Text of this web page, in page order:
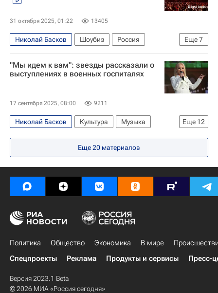
31 октября 2025, 01:22 13405
Еще7
Николай Басков Шоубиз
Россия
Москва
Санкт-Петербург
Филипп Киркоров
Дискотека Авария
Иванушки International
"Мы идем к вам": звезды рассказали о
выступлениях в военных госпиталях
17 сентября 2025, 08:00 9211
Еще 12
Николай Басков Культура
Музыка
Культура-Важное
Лариса Долина
Донбасс
Россия
"Русская медиагруппа"
Ленинградская область
Федеральная служба безопасности РФ (ФСБ России)
СВО
Кино
Еще20 материалов
Политика Общество Экономика В мире
Спецпроекты
Реклама Продукты и сервисы Пресс-
Версия 2023.1 Beta
© 2026 МИА «Россия сегодня»